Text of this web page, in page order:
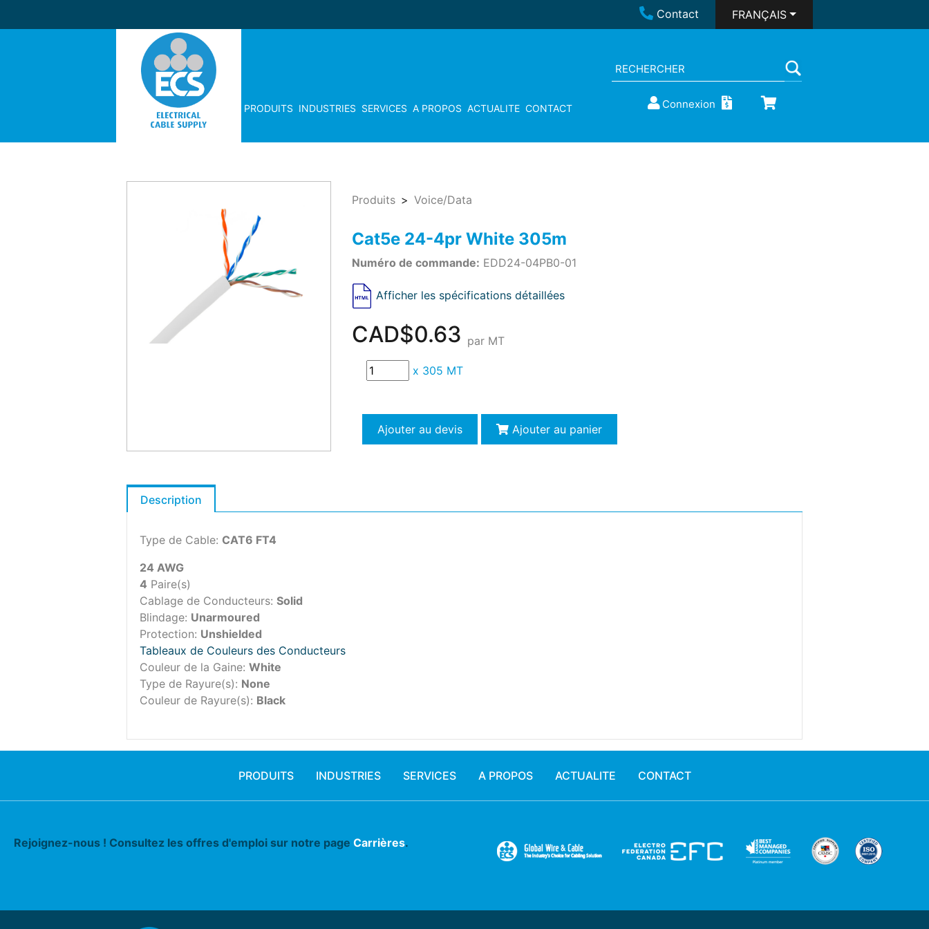
Contact FRANÇAIS
PRODUITS INDUSTRIES SERVICES A PROPOS ACTUALITE CONTACT Connexion
Produits Voice/Data
Cat5e 24-4pr White 305m
Numéro de commande: EDD24-04PB0-01
Afficher les spécifications détaillées
CAD$0.63 par MT
x 305 MT
Ajouter au devis Ajouter au panier
Description
Type de Cable: CAT6 FT4
24 AWG
4 Paire(s)
Cablage de Conducteurs: Solid
Blindage: Unarmoured
Protection: Unshielded
Tableaux de Couleurs des Conducteurs
Couleur de la Gaine: White
Type de Rayure(s): None
Couleur de Rayure(s): Black
PRODUITS INDUSTRIES SERVICES A PROPOS ACTUALITE CONTACT
Rejoignez-nous ! Consultez les offres d'emploi sur notre page Carrières.